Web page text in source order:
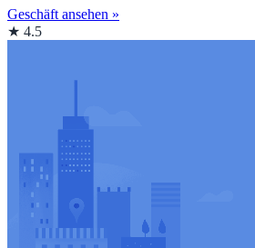
Geschäft ansehen »
★ 4.5